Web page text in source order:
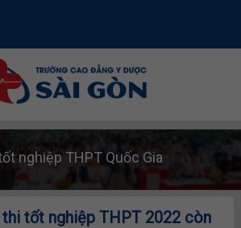
nghiệp THPT Quốc Gia
tốt nghiệp THPT 2022 còn